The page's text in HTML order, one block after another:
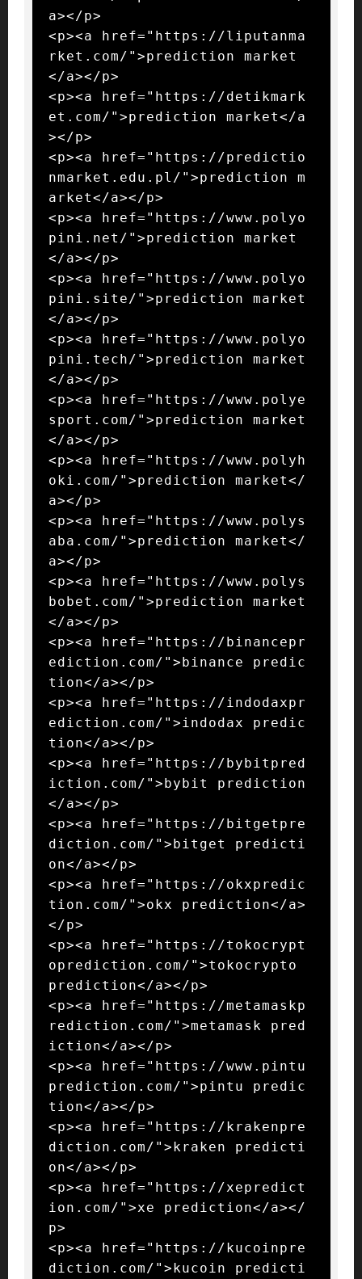
a></p>
<p><a href="https://liputanma
rket.com/">prediction market
</a></p>
<p><a href="https://detikmark
et.com/">prediction market</a
></p>
<p><a href="https://predictio
nmarket.edu.pl/">prediction m
arket</a></p>
<p><a href="https://www.polyo
pini.net/">prediction market
</a></p>
<p><a href="https://www.polyo
pini.site/">prediction market
</a></p>
<p><a href="https://www.polyo
pini.tech/">prediction market
</a></p>
<p><a href="https://www.polye
sport.com/">prediction market
</a></p>
<p><a href="https://www.polyh
oki.com/">prediction market</
a></p>
<p><a href="https://www.polys
aba.com/">prediction market</
a></p>
<p><a href="https://www.polys
bobet.com/">prediction market
</a></p>
<p><a href="https://binancepr
ediction.com/">binance predic
tion</a></p>
<p><a href="https://indodaxpr
ediction.com/">indodax predic
tion</a></p>
<p><a href="https://bybitpred
iction.com/">bybit prediction
</a></p>
<p><a href="https://bitgetpre
diction.com/">bitget predicti
on</a></p>
<p><a href="https://okxpredic
tion.com/">okx prediction</a>
</p>
<p><a href="https://tokocrypt
oprediction.com/">tokocrypto
prediction</a></p>
<p><a href="https://metamaskp
rediction.com/">metamask pred
iction</a></p>
<p><a href="https://www.pintu
prediction.com/">pintu predic
tion</a></p>
<p><a href="https://krakenpre
diction.com/">kraken predicti
on</a></p>
<p><a href="https://xepredict
ion.com/">xe prediction</a></
p>
<p><a href="https://kucoinpre
diction.com/">kucoin predicti